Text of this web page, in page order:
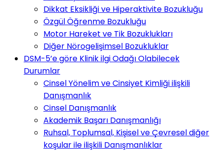
Dikkat Eksikliği ve Hiperaktivite Bozukluğu
Özgül Öğrenme Bozukluğu
Motor Hareket ve Tik Bozuklukları
Diğer Nörogelişimsel Bozukluklar
DSM-5’e göre Klinik ilgi Odağı Olabilecek
Durumlar
Cinsel Yönelim ve Cinsiyet Kimliği ilişkili
Danışmanlık
Cinsel Danışmanlık
Akademik Başarı Danışmanlığı
Ruhsal, Toplumsal, Kişisel ve Çevresel diğer
koşular ile ilişkili Danışmanlıklar